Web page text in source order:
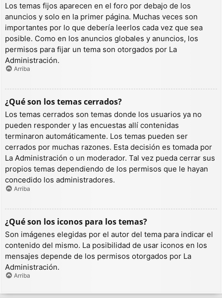
Los temas fijos aparecen en el foro por debajo de los
anuncios y solo en la primer página. Muchas veces son
importantes por lo que debería leerlos cada vez que sea
posible. Como en los anuncios globales y anuncios, los
permisos para fijar un tema son otorgados por La
Administración.
Arriba
¿Qué son los temas cerrados?
Los temas cerrados son temas donde los usuarios ya no
pueden responder y las encuestas allí contenidas
terminaron automáticamente. Los temas pueden ser
cerrados por muchas razones. Esta decisión es tomada por
La Administración o un moderador. Tal vez pueda cerrar sus
propios temas dependiendo de los permisos que le hayan
concedido los administradores.
Arriba
¿Qué son los iconos para los temas?
Son imágenes elegidas por el autor del tema para indicar el
contenido del mismo. La posibilidad de usar iconos en los
mensajes depende de los permisos otorgados por La
Administración.
Arriba